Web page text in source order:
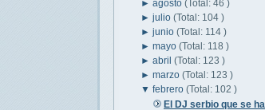
►agosto(Total: 46 )
►julio(Total: 104 )
►junio(Total: 114 )
►mayo(Total: 118 )
►abril(Total: 123 )
►marzo(Total: 123 )
▼febrero(Total: 102 )
El DJ serbio que se ha